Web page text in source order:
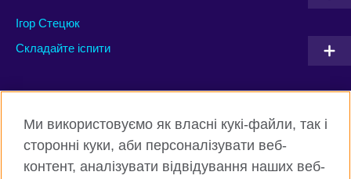
Ігор Стецюк
Складайте іспити
Connect with us
Facebook Twitter
Instagram Flickr
Ми використовуємо як власні кукі-файли, так і
сторонні куки, аби персоналізувати веб-
контент, аналізувати відвідування наших веб-